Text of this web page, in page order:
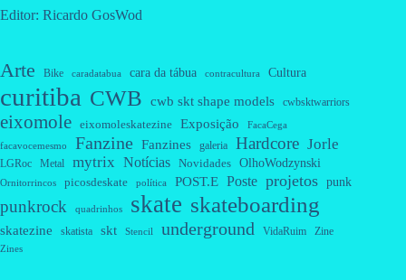
Editor: Ricardo GosWod
Arte Bike caradatabua cara da tábua contracultura Cultura
curitiba CWB cwb skt shape models cwbsktwarriors
eixomole eixomoleskatezine Exposição FacaCega
facavocemesmo Fanzine Fanzines galeria Hardcore Jorle
LGRoc Metal mytrix Notícias Novidades OlhoWodzynski
Ornitorrincos picosdeskate política POST.E Poste projetos punk
punkrock quadrinhos skate skateboarding
skatezine skatista skt Stencil underground VidaRuim Zine
Zines